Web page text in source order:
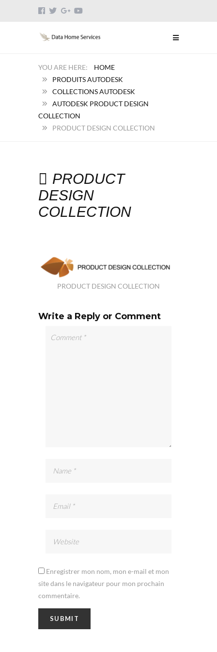
HOME
PRODUITS AUTODESK
COLLECTIONS AUTODESK
AUTODESK PRODUCT DESIGN
COLLECTION
PRODUCT DESIGN COLLECTION
PRODUCT
DESIGN
COLLECTION
PRODUCT DESIGN COLLECTION
Write a Reply or Comment
Enregistrer mon nom, mon e-mail et mon
site dans le navigateur pour mon prochain
commentaire.